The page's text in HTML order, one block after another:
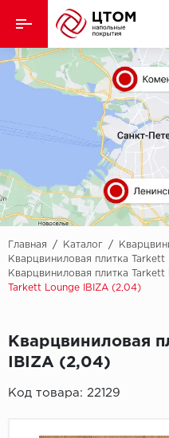
Назад
Кварцвиниловая плитка
Ламинат
Ковролин
Линолеум
Паркет
Паркетная доска
Подложка
Главная / Каталог /
Кварцвиниловая плитка Tarkett
Кварцвиниловая плитка Tarkett
Tarkett Lounge IBIZA (2,04)
Кварцвиниловая
IBIZA (2,04)
Код товара: 22129